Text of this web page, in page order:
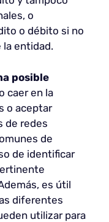
o
o débito si no
la entidad.
posible
caer en la
o aceptar
de redes
de
de identificar
es útil
diferentes
utilizar para